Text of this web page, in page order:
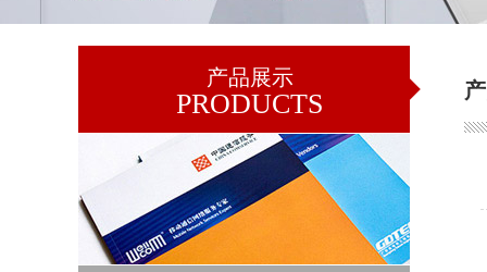
产品展示
PRODUCTS